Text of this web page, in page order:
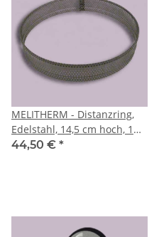
MELITHERM - Distanzring,
Edelstahl, 14,5 cm hoch, 1
Stck
44,50 € *